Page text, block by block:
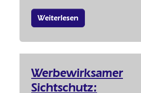
Weiterlesen
Werbewirksamer
Sichtschutz: